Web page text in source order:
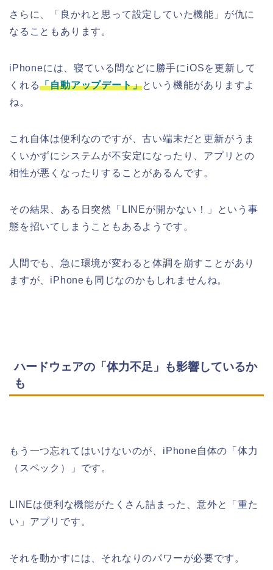
さらに、「良かれと思って設定していた機能」が仇に
なることもあります。
iPhoneには、寝ている間などに勝手にiOSを更新して
くれる「自動アップデート」という機能がありますよ
ね。
これ自体は便利なのですが、古い端末だと更新がうま
くいかずにシステムが不安定になったり、アプリとの
相性が悪くなったりすることがあるんです。
その結果、ある日突然「LINEが開かない！」という事
態を招いてしまうこともあるようです。
人間でも、急に環境が変わると体調を崩すことがあり
ますが、iPhoneも同じなのかもしれませんね。
ハードウェアの「体力不足」も影響しているか
も
もう一つ忘れてはいけないのが、iPhone自体の「体力
（スペック）」です。
LINEは便利な機能がたくさん詰まった、意外と「重た
い」アプリです。
それを動かすには、それなりのパワーが必要です。